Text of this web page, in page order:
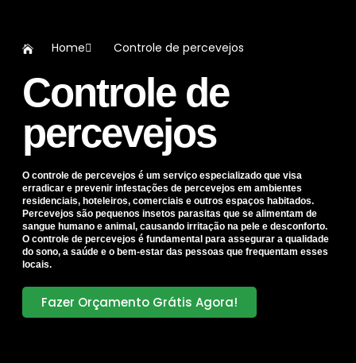
Home Controle de percevejos
Controle de
percevejos
O controle de percevejos é um serviço especializado que visa
erradicar e prevenir infestações de percevejos em ambientes
residenciais, hoteleiros, comerciais e outros espaços habitados.
Percevejos são pequenos insetos parasitas que se alimentam de
sangue humano e animal, causando irritação na pele e desconforto.
O controle de percevejos é fundamental para assegurar a qualidade
do sono, a saúde e o bem-estar das pessoas que frequentam esses
locais.
Fazer Orçamento Grátis Agora!